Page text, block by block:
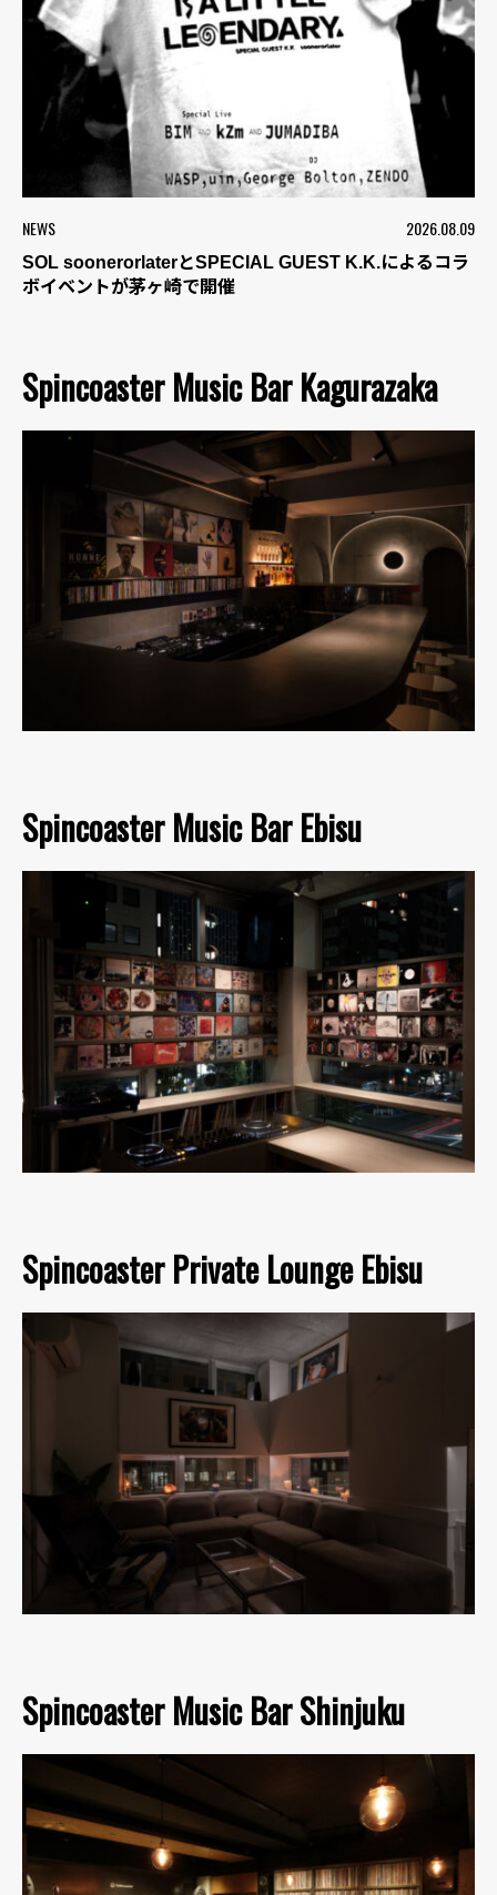
NEWS 2026.08.09
SOL soonerorlaterとSPECIAL GUEST K.K.によるコラ
ボイベントが茅ヶ崎で開催
Spincoaster Music Bar Kagurazaka
Spincoaster Music Bar Ebisu
Spincoaster Private Lounge Ebisu
Spincoaster Music Bar Shinjuku